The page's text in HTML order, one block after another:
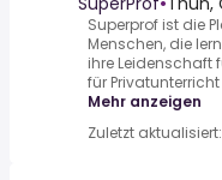
Superprof ist die
Menschen, die
ihre Leidenschaft
für
Mehr anzeigen
Zuletzt